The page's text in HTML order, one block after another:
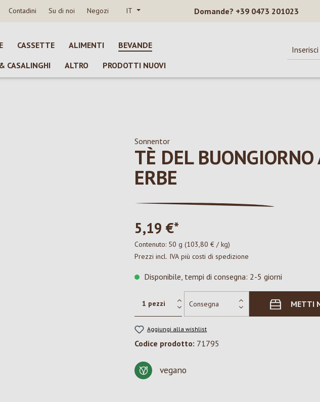
Contadini Su di noi Negozi IT Domande? +39 0473 201023
CASSETTE ALIMENTI
BEVANDE
CASALINGHI
ALTRO PRODOTTI NUOVI
Sonnentor
TÈ DEL BUONGIORNO
ERBE
5,19 €*
Contenuto: 50 g (103,80 € / kg)
Prezzi incl. IVA più costi di spedizione
Disponibile, tempi di consegna: 2-5 giorni
METTI
Aggiungi alla wishlist
Codice prodotto: 71795
vegano